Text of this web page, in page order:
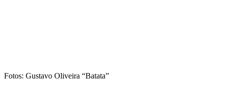
Fotos: Gustavo Oliveira “Batata”